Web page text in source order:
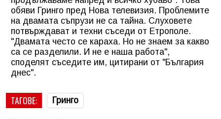
обяви Гринго пред Нова телевизия. Проблемите
на двамата съпрузи не са тайна. Слуховете
потвърждават и техни съседи от Етрополе.
"Двамата често се караха. Но не знаем за какво
са се разделили. И не е наша работа",
споделят съседите им, цитирани от "България
днес".
ТАГОВЕ: Гринго